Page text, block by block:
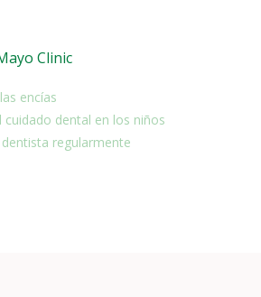
Clinic
encías
cuidado dental en los niños
regularmente